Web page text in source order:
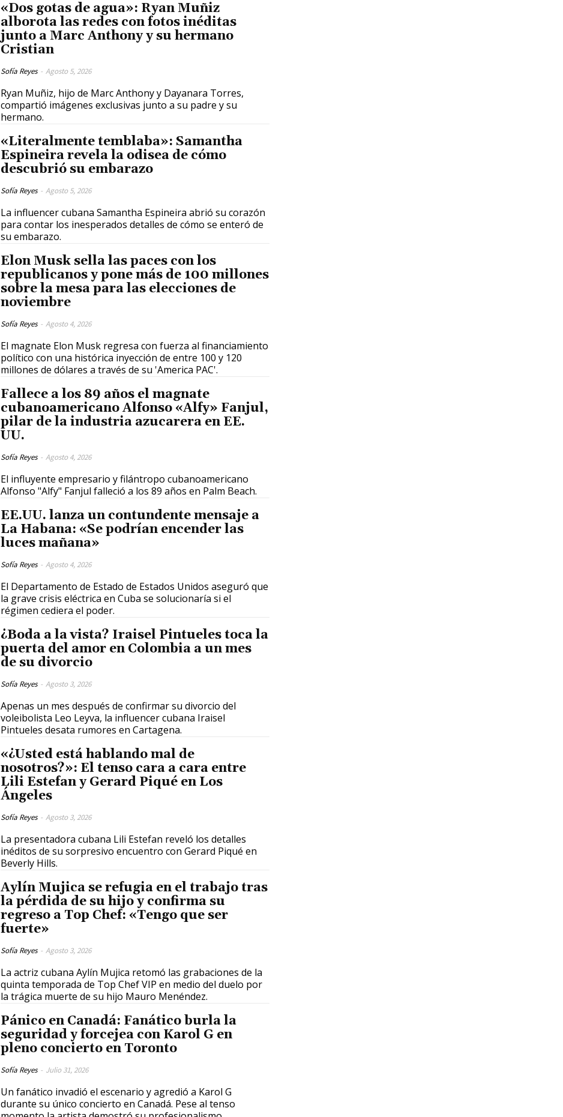
«Dos gotas de agua»: Ryan Muñiz
alborota las redes con fotos inéditas
junto a Marc Anthony y su hermano
Cristian
Sofía Reyes - Agosto 5, 2026
Ryan Muñiz, hijo de Marc Anthony y Dayanara Torres,
compartió imágenes exclusivas junto a su padre y su
hermano.
«Literalmente temblaba»: Samantha
Espineira revela la odisea de cómo
descubrió su embarazo
Sofía Reyes - Agosto 5, 2026
La influencer cubana Samantha Espineira abrió su corazón
para contar los inesperados detalles de cómo se enteró de
su embarazo.
Elon Musk sella las paces con los
republicanos y pone más de 100 millones
sobre la mesa para las elecciones de
noviembre
Sofía Reyes - Agosto 4, 2026
El magnate Elon Musk regresa con fuerza al financiamiento
político con una histórica inyección de entre 100 y 120
millones de dólares a través de su 'America PAC'.
Fallece a los 89 años el magnate
cubanoamericano Alfonso «Alfy» Fanjul,
pilar de la industria azucarera en EE.
UU.
Sofía Reyes - Agosto 4, 2026
El influyente empresario y filántropo cubanoamericano
Alfonso "Alfy" Fanjul falleció a los 89 años en Palm Beach.
EE.UU. lanza un contundente mensaje a
La Habana: «Se podrían encender las
luces mañana»
Sofía Reyes - Agosto 4, 2026
El Departamento de Estado de Estados Unidos aseguró que
la grave crisis eléctrica en Cuba se solucionaría si el
régimen cediera el poder.
¿Boda a la vista? Iraisel Pintueles toca la
puerta del amor en Colombia a un mes
de su divorcio
Sofía Reyes - Agosto 3, 2026
Apenas un mes después de confirmar su divorcio del
voleibolista Leo Leyva, la influencer cubana Iraisel
Pintueles desata rumores en Cartagena.
«¿Usted está hablando mal de
nosotros?»: El tenso cara a cara entre
Lili Estefan y Gerard Piqué en Los
Ángeles
Sofía Reyes - Agosto 3, 2026
La presentadora cubana Lili Estefan reveló los detalles
inéditos de su sorpresivo encuentro con Gerard Piqué en
Beverly Hills.
Aylín Mujica se refugia en el trabajo tras
la pérdida de su hijo y confirma su
regreso a Top Chef: «Tengo que ser
fuerte»
Sofía Reyes - Agosto 3, 2026
La actriz cubana Aylín Mujica retomó las grabaciones de la
quinta temporada de Top Chef VIP en medio del duelo por
la trágica muerte de su hijo Mauro Menéndez.
Pánico en Canadá: Fanático burla la
seguridad y forcejea con Karol G en
pleno concierto en Toronto
Sofía Reyes - Julio 31, 2026
Un fanático invadió el escenario y agredió a Karol G
durante su único concierto en Canadá. Pese al tenso